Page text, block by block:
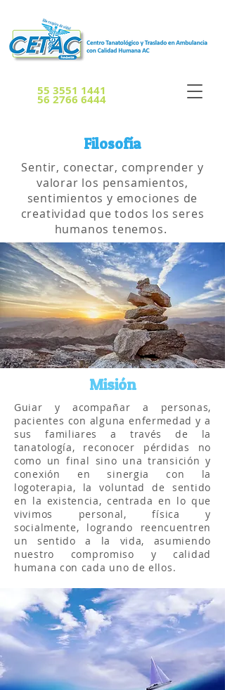
55 3551 1441
56 2766 6444
Filosofía
Sentir, conectar, comprender y
valorar los pensamientos,
sentimientos y emociones de
creatividad que todos los seres
humanos tenemos.
Misión
Guiar y acompañar a personas,
pacientes con alguna enfermedad y a
sus familiares a través de la
tanatología, reconocer pérdidas no
como un final sino una transición y
conexión en sinergia con la
logoterapia, la voluntad de sentido
en la existencia, centrada en lo que
vivimos personal, física y
socialmente, logrando reencuentren
un sentido a la vida, asumiendo
nuestro compromiso y calidad
humana con cada uno de ellos.